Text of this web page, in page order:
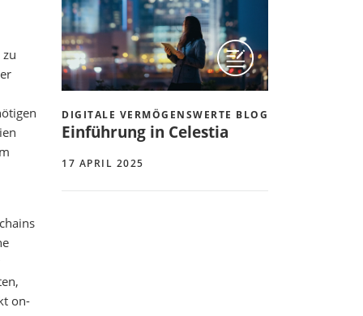
on-
DIGITALE VERMÖGENSWERTE BLOG
Einführung in Celestia
17 APRIL 2025